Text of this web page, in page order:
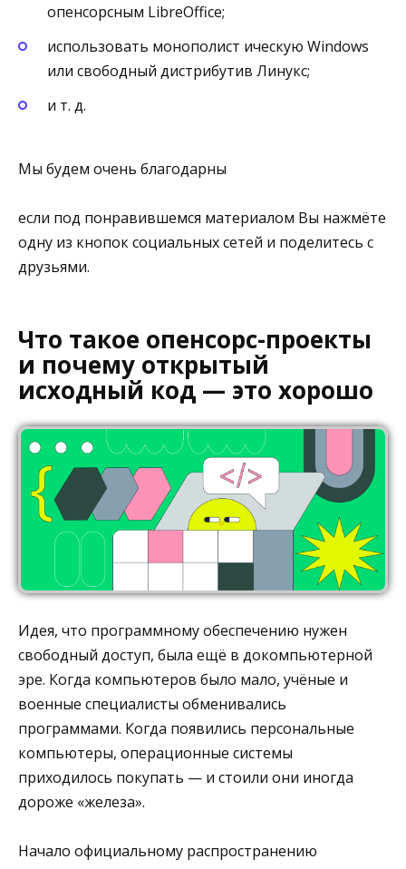
опенсорсным LibreOffice;
использовать монополист ическую Windows
или свободный дистрибутив Линукс;
и т. д.
Мы будем очень благодарны
если под понравившемся материалом Вы нажмёте
одну из кнопок социальных сетей и поделитесь с
друзьями.
Что такое опенсорс-проекты
и почему открытый
исходный код — это хорошо
Идея, что программному обеспечению нужен
свободный доступ, была ещё в докомпьютерной
эре. Когда компьютеров было мало, учёные и
военные специалисты обменивались
программами. Когда появились персональные
компьютеры, операционные системы
приходилось покупать — и стоили они иногда
дороже «железа».
Начало официальному распространению